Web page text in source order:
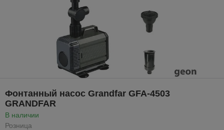
Фонтанный насос Grandfar GFA-4503
GRANDFAR
В наличии
Розница